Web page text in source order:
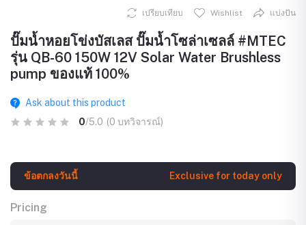
เปรียบเทียบ Wishlist แบ่งปัน
ปั๊มน้ำหอยโข่งบัสเลส ปั๊มน้ำโซล่าเซลล์ #MTEC
รุ่น QB-60 150W 12V Solar Water Brushless
pump ของแท้ 100%
Ask about this product
0/5.0 (0 บทวิจารณ์)
ข้อตกลงวันนี้ Exclusive for today only
Pricing